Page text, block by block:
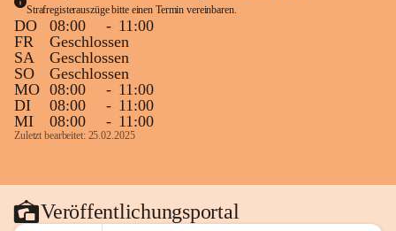
Strafregisterauszüge bitte einen Termin vereinbaren.
DO 08:00 - 11:00
FR
Geschlossen
SA
Geschlossen
SO
Geschlossen
MO 08:00 - 11:00
DI
08:00 - 11:00
MI
08:00 - 11:00
Zuletzt bearbeitet: 25.02.2025
Veröffentlichungsportal